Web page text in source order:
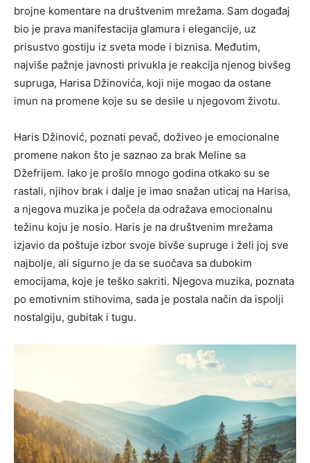
brojne komentare na društvenim mrežama. Sam događaj
bio je prava manifestacija glamura i elegancije, uz
prisustvo gostiju iz sveta mode i biznisa. Međutim,
najviše pažnje javnosti privukla je reakcija njenog bivšeg
supruga, Harisa Džinovića, koji nije mogao da ostane
imun na promene koje su se desile u njegovom životu.
Haris Džinović, poznati pevač, doživeo je emocionalne
promene nakon što je saznao za brak Meline sa
Džefrijem. Iako je prošlo mnogo godina otkako su se
rastali, njihov brak i dalje je imao snažan uticaj na Harisa,
a njegova muzika je počela da odražava emocionalnu
težinu koju je nosio. Haris je na društvenim mrežama
izjavio da poštuje izbor svoje bivše supruge i želi joj sve
najbolje, ali sigurno je da se suočava sa dubokim
emocijama, koje je teško sakriti. Njegova muzika, poznata
po emotivnim stihovima, sada je postala način da ispolji
nostalgiju, gubitak i tugu.